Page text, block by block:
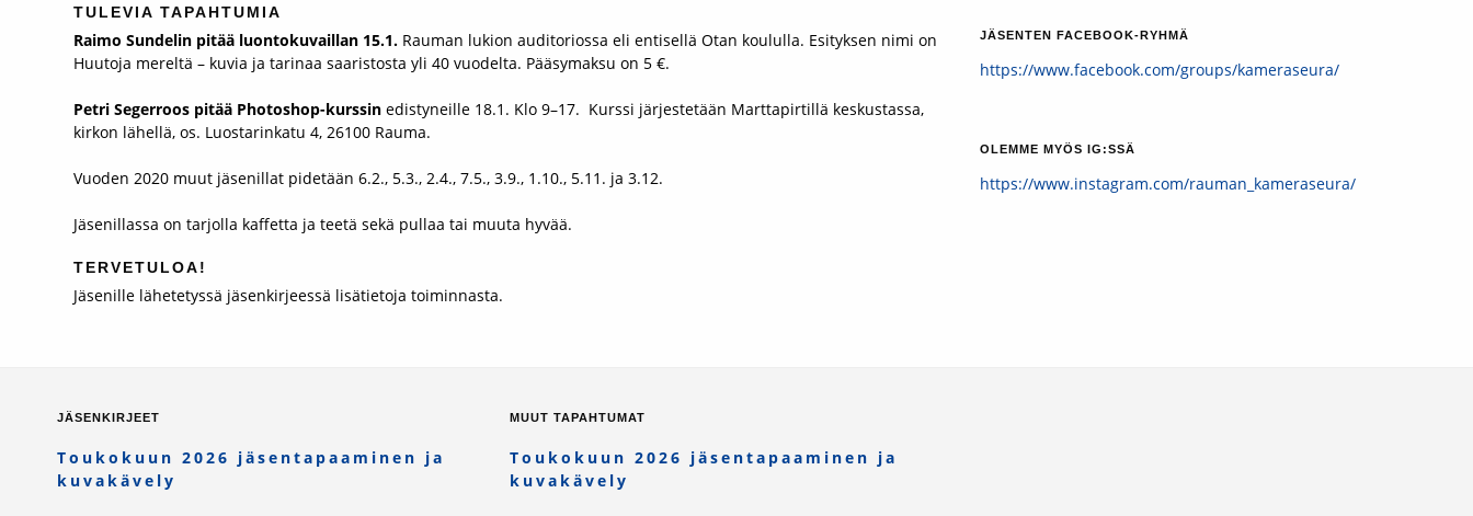
TULEVIA TAPAHTUMIA
Raimo Sundelin pitää luontokuvaillan 15.1. Rauman lukion auditoriossa eli entisellä Otan koululla. Esityksen nimi on
Huutoja mereltä – kuvia ja tarinaa saaristosta yli 40 vuodelta. Pääsymaksu on 5 €.
Petri Segerroos pitää Photoshop-kurssin edistyneille 18.1. Klo 9–17. Kurssi järjestetään Marttapirtillä keskustassa,
kirkon lähellä, os. Luostarinkatu 4, 26100 Rauma.
Vuoden 2020 muut jäsenillat pidetään 6.2., 5.3., 2.4., 7.5., 3.9., 1.10., 5.11. ja 3.12.
Jäsenillassa on tarjolla kaffetta ja teetä sekä pullaa tai muuta hyvää.
TERVETULOA!
Jäsenille lähetetyssä jäsenkirjeessä lisätietoja toiminnasta.
JÄSENTEN FACEBOOK-RYHMÄ
https://www.facebook.com/groups/kameraseura/
OLEMME MYÖS IG:SSÄ
https://www.instagram.com/rauman_kameraseura/
JÄSENKIRJEET
Toukokuun 2026 jäsentapaaminen ja
kuvakävely
MUUT TAPAHTUMAT
Toukokuun 2026 jäsentapaaminen ja
kuvakävely